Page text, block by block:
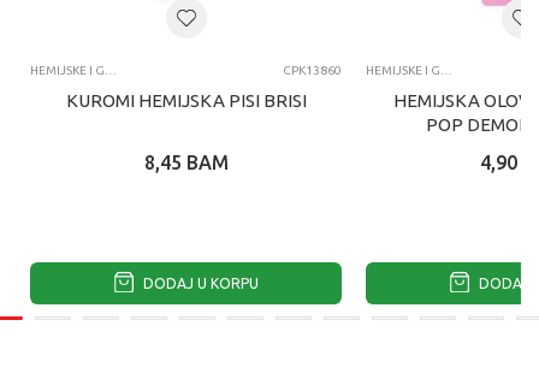
CPK13860
KUROMI HEMIJSKA PISI BRISI
8,45 BAM
DODAJ U KORPU
HEMIJSKA
POP DEMON
4,90
DODAJ